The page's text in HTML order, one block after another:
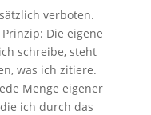
verboten.
Die eigene
schreibe, steht
was ich zitiere.
Menge eigener
ich durch das